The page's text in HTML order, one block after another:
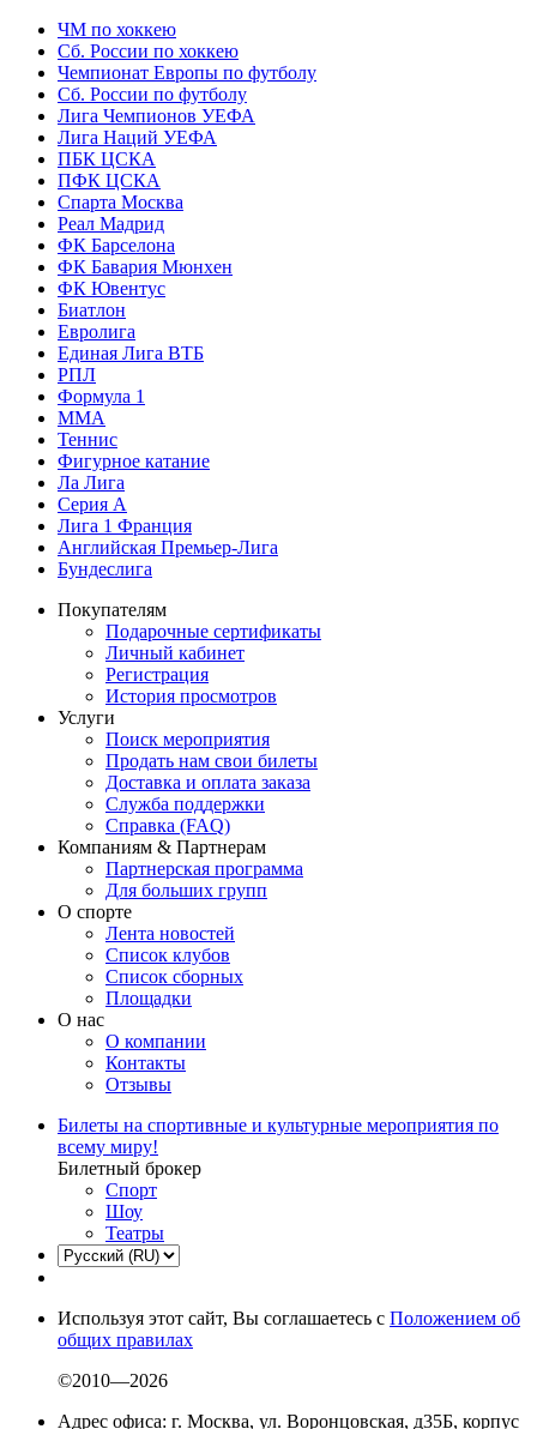
ЧМ по хоккею
Сб. России по хоккею
Чемпионат Европы по футболу
Сб. России по футболу
Лига Чемпионов УЕФА
Лига Наций УЕФА
ПБК ЦСКА
ПФК ЦСКА
Спарта Москва
Реал Мадрид
ФК Барселона
ФК Бавария Мюнхен
ФК Ювентус
Биатлон
Евролига
Единая Лига ВТБ
РПЛ
Формула 1
MMA
Теннис
Фигурное катание
Ла Лига
Серия А
Лига 1 Франция
Английская Премьер-Лига
Бундеслига
Покупателям
Подарочные сертификаты
Личный кабинет
Регистрация
История просмотров
Услуги
Поиск мероприятия
Продать нам свои билеты
Доставка и оплата заказа
Служба поддержки
Справка (FAQ)
Компаниям & Партнерам
Партнерская программа
Для больших групп
О спорте
Лента новостей
Список клубов
Список сборных
Площадки
О нас
О компании
Контакты
Отзывы
Билеты на спортивные и культурные мероприятия по
всему миру!
Билетный брокер
Спорт
Шоу
Театры
Используя этот сайт, Вы соглашаетесь с Положением об
общих правилах
©2010—2026
Адрес офиса: г. Москва, ул. Воронцовская, д35Б, корпус